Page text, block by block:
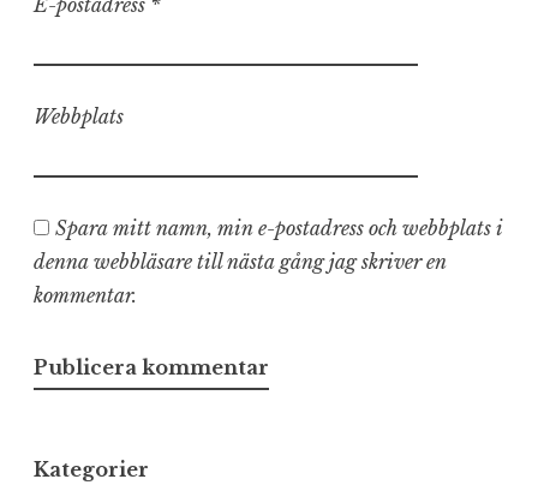
E-postadress *
Webbplats
Spara mitt namn, min e-postadress och webbplats i
denna webbläsare till nästa gång jag skriver en
kommentar.
Kategorier